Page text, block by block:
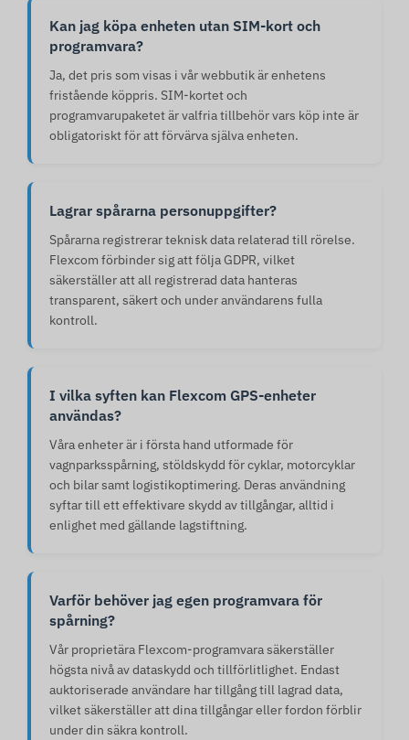
Kan jag köpa enheten utan SIM-kort och
programvara?
Ja, det pris som visas i vår webbutik är enhetens
fristående köppris. SIM-kortet och
programvarupaketet är valfria tillbehör vars köp inte är
obligatoriskt för att förvärva själva enheten.
Lagrar spårarna personuppgifter?
Spårarna registrerar teknisk data relaterad till rörelse.
Flexcom förbinder sig att följa GDPR, vilket
säkerställer att all registrerad data hanteras
transparent, säkert och under användarens fulla
kontroll.
I vilka syften kan Flexcom GPS-enheter
användas?
Våra enheter är i första hand utformade för
vagnparksspårning, stöldskydd för cyklar, motorcyklar
och bilar samt logistikoptimering. Deras användning
syftar till ett effektivare skydd av tillgångar, alltid i
enlighet med gällande lagstiftning.
Varför behöver jag egen programvara för
spårning?
Vår proprietära Flexcom-programvara säkerställer
högsta nivå av dataskydd och tillförlitlighet. Endast
auktoriserade användare har tillgång till lagrad data,
vilket säkerställer att dina tillgångar eller fordon förblir
under din säkra kontroll.